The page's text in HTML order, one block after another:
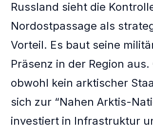
Russland sieht die
Nordostpassage als
Vorteil. Es baut seine
Präsenz in der Region aus.
obwohl kein arktischer
sich zur “Nahen Arktis-
investiert in Infrastruktur